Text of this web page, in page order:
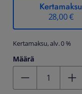
Kertamaksu
28,00 €
Kertamaksu, alv. 0 %
Määrä